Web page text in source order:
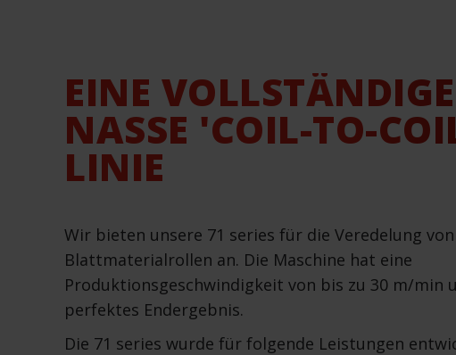
EINE VOLLSTÄNDIGE
NASSE 'COIL-TO-
LINIE
Wir bieten unsere 71 series für die Veredelung von
Blattmaterialrollen an. Die Maschine hat eine
Produktionsgeschwindigkeit von bis zu 30 m/min
perfektes Endergebnis.
Die 71 series wurde für folgende Leistungen